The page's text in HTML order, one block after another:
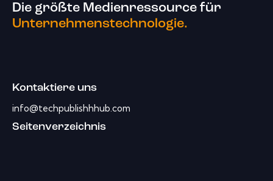
Die größte Medienressource für
Unternehmenstechnologie.
Kontaktiere uns
info@techpublishhhub.com
Seitenverzeichnis